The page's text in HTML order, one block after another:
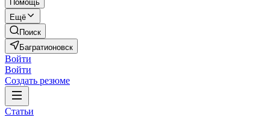
Помощь
Ещё
Поиск
Багратионовск
Войти
Войти
Создать резюме
Статьи